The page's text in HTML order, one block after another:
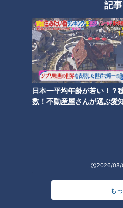
記
日本一平均年齢が若い！？
数！不動産屋さんが選ぶ愛
2026/08/
も
ほぼ愛知・南知多町だけ愛され
フード『千鳥チーズ』をいただ
きます！【チャント！】
す！【チャント！】